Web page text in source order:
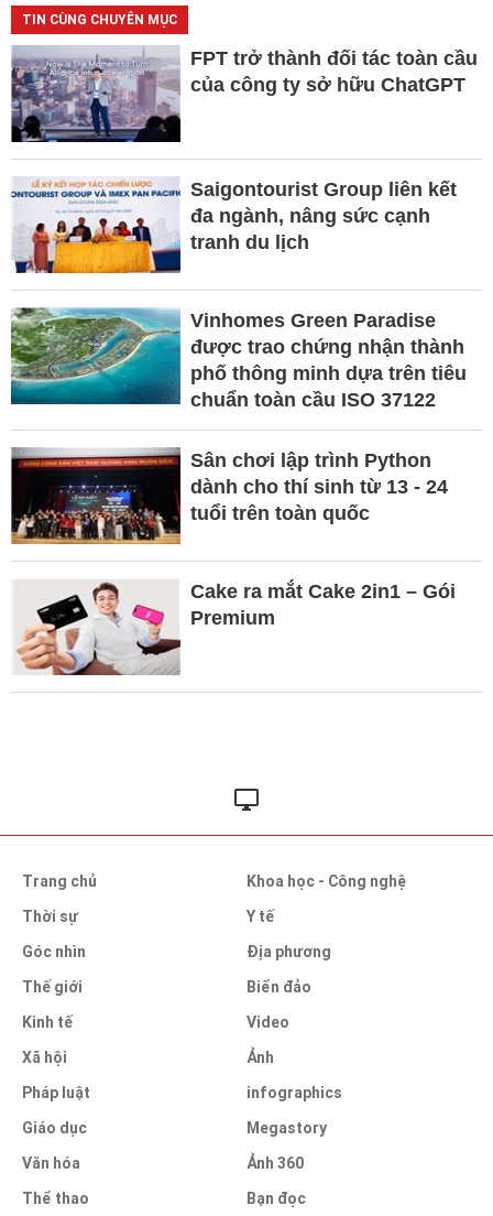
TIN CÙNG CHUYÊN MỤC
FPT trở thành đối tác toàn cầu
của công ty sở hữu ChatGPT
Saigontourist Group liên kết
đa ngành, nâng sức cạnh
tranh du lịch
Vinhomes Green Paradise
được trao chứng nhận thành
phố thông minh dựa trên tiêu
chuẩn toàn cầu ISO 37122
Sân chơi lập trình Python
dành cho thí sinh từ 13 - 24
tuổi trên toàn quốc
Cake ra mắt Cake 2in1 – Gói
Premium
Trang chủ
Thời sự
Góc nhìn
Thế giới
Kinh tế
Xã hội
Pháp luật
Giáo dục
Văn hóa
Thể thao
Khoa học - Công nghệ
Y tế
Địa phương
Biển đảo
Video
Ảnh
infographics
Megastory
Ảnh 360
Bạn đọc